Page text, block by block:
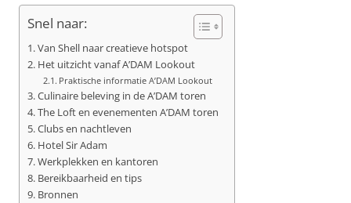
Snel naar:
Van Shell naar creatieve hotspot
Het uitzicht vanaf A’DAM Lookout
Praktische informatie A’DAM Lookout
Culinaire beleving in de A’DAM toren
The Loft en evenementen A’DAM toren
Clubs en nachtleven
Hotel Sir Adam
Werkplekken en kantoren
Bereikbaarheid en tips
Bronnen